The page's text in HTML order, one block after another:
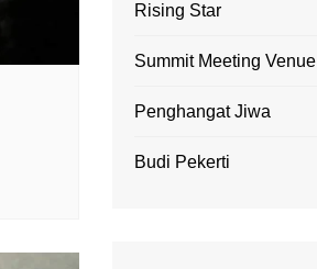
Rising Star
Summit Meeting Venue
Penghangat Jiwa
Budi Pekerti